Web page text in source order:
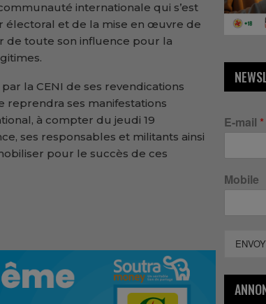
internationale qui s’est
électoral et de la mise en œuvre de
de toute son influence pour la
la CENI de ses revendications
reprendra ses manifestations
à compter du jeudi 19
ses responsables et militants ainsi
pour le succès de ces
E-mail *
Mobile